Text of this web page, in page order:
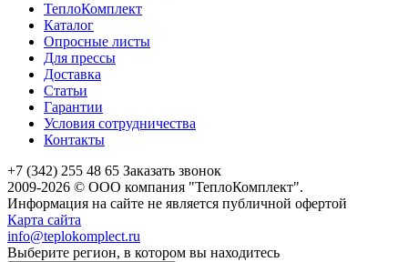
ТеплоКомплект
Каталог
Опросные листы
Для прессы
Доставка
Статьи
Гарантии
Условия сотрудничества
Контакты
+7 (342) 255 48 65 Заказать звонок
2009-2026 © ООО компания "ТеплоКомплект".
Информация на сайте не является публичной офертой
Карта сайта
info@teplokomplect.ru
Выберите регион, в котором вы находитесь